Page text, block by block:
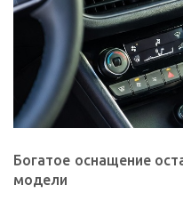
Богатое оснащение
модели